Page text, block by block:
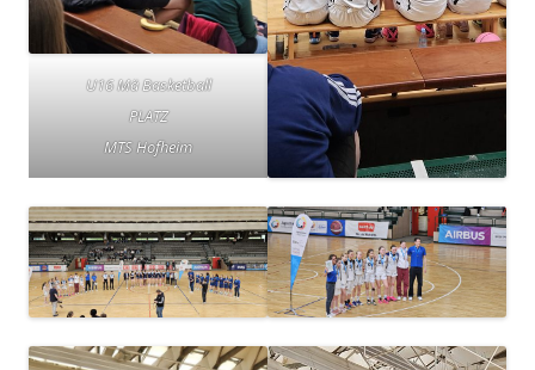
U16 Mä Basketball
PLATZ
MTS Hofheim